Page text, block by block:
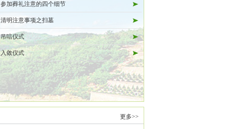
参加葬礼注意的四个细节
清明注意事项之扫墓
吊唁仪式
入敛仪式
更多>>